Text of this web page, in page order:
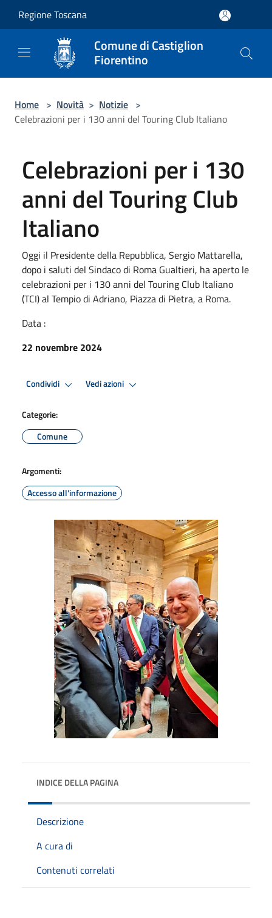
Regione Toscana
Comune di Castiglion
Fiorentino
Home > Novità > Notizie >
Celebrazioni per i 130 anni del Touring Club Italiano
Celebrazioni per i 130
anni del Touring Club
Italiano
Oggi il Presidente della Repubblica, Sergio Mattarella,
dopo i saluti del Sindaco di Roma Gualtieri, ha aperto le
celebrazioni per i 130 anni del Touring Club Italiano
(TCI) al Tempio di Adriano, Piazza di Pietra, a Roma.
Data :
22 novembre 2024
Condividi Vedi azioni
Categorie:
Comune
Argomenti:
Accesso all'informazione
INDICE DELLA PAGINA
Descrizione
A cura di
Contenuti correlati